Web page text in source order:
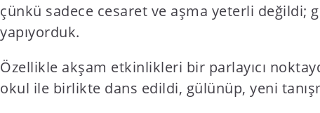
çünkü sadece cesaret ve aşma yeterli
yapıyorduk.
Özellikle akşam etkinlikleri bir parlayıcı
okul ile birlikte dans edildi, gülünüp, yeni